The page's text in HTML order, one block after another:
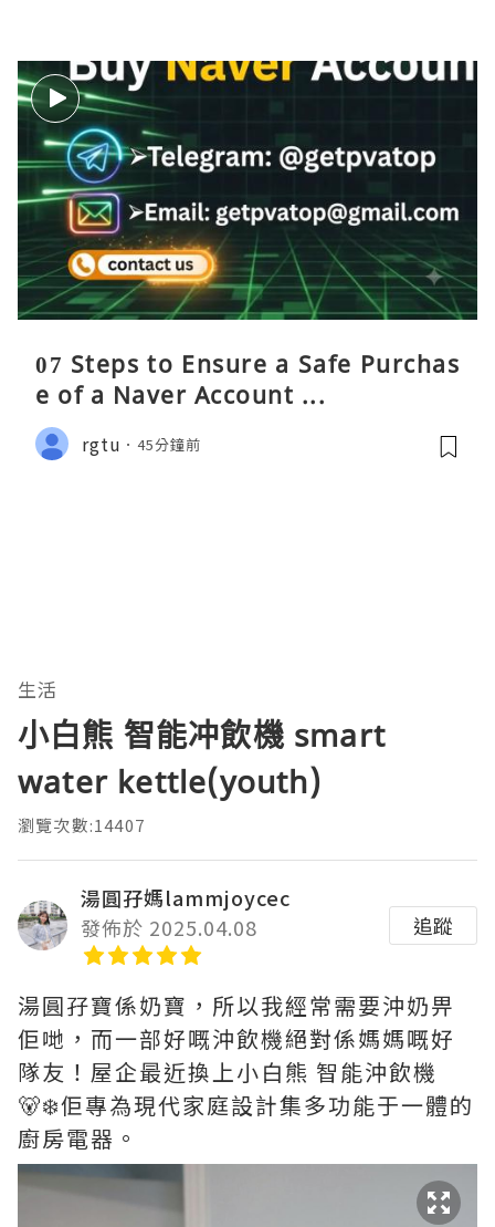
07 Steps to Ensure a Safe Purchas
e of a Naver Account ...
rgtu 45分鐘前
生活
小白熊 智能冲飲機 smart
water kettle(youth)
瀏覽次數:14407
湯圓孖媽lammjoycec
發佈於 2025.04.08
追蹤
湯圓孖寶係奶寶，所以我經常需要沖奶畀
佢哋，而一部好嘅沖飲機絕對係媽媽嘅好
隊友！屋企最近換上小白熊 智能沖飲機
🐻‍❄️佢專為現代家庭設計集多功能于一體的
廚房電器。